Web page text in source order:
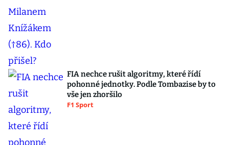
FIA nechce rušit algoritmy, které řídí
pohonné jednotky. Podle Tombazise by to
vše jen zhoršilo
F1 Sport